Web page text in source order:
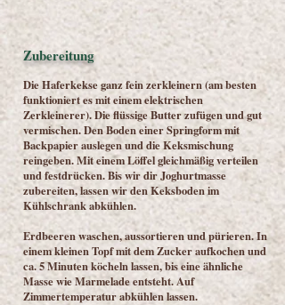
Zubereitung
Die Haferkekse ganz fein zerkleinern (am besten
funktioniert es mit einem elektrischen
Zerkleinerer). Die flüssige Butter zufügen und gut
vermischen. Den Boden einer Springform mit
Backpapier auslegen und die Keksmischung
reingeben. Mit einem Löffel gleichmäßig verteilen
und festdrücken. Bis wir dir Joghurtmasse
zubereiten, lassen wir den Keksboden im
Kühlschrank abkühlen.
Erdbeeren waschen, aussortieren und pürieren. In
einem kleinen Topf mit dem Zucker aufkochen und
ca. 5 Minuten köcheln lassen, bis eine ähnliche
Masse wie Marmelade entsteht. Auf
Zimmertemperatur abkühlen lassen.